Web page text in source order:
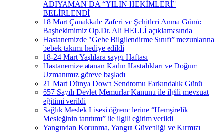
ADIYAMAN’DA “YILIN HEKİMLERİ”
BELİRLENDİ
18 Mart Çanakkale Zaferi ve Şehitleri Anma Günü:
Başhekimimiz Op.Dr. Ali HELLİ açıklamasında
Hastanemizde "Gebe Bilgilendirme Sınıfı” mezunlarına
bebek takımı hediye edildi
18-24 Mart Yaşlılara saygı Haftası
Hastanemize atanan Kadın Hastalıkları ve Doğum
Uzmanımız göreve başladı
21 Mart Dünya Down Sendromu Farkındalık Günü
657 Sayılı Devlet Memurlar Kanunu ile ilgili mevzuat
eğitimi verildi
Sağlık Meslek Lisesi öğrencilerine “Hemşirelik
Mesleğinin tanıtımı” ile ilgili eğitim verildi
Yangından Korunma, Yangın Güvenliği ve Kırmızı